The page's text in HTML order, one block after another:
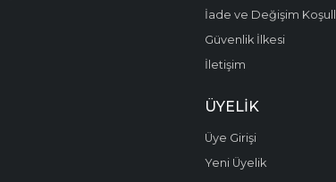
İade ve Değişim
Güvenlik İlkesi
İletişim
ÜYELIK
Üye Girişi
Yeni Üyelik